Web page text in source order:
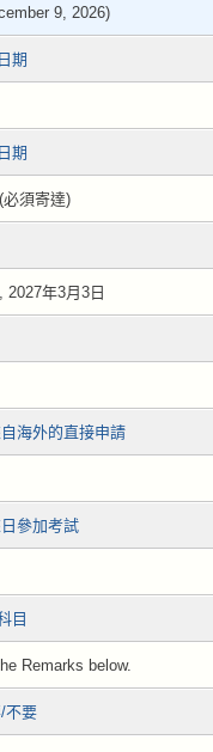
9, 2026)
期
期
須寄達)
2027年3月3日
海外的直接申請
參加考試
目
Remarks below.
不要